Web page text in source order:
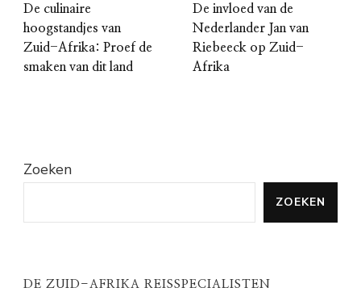
De culinaire
hoogstandjes van
Zuid-Afrika: Proef de
smaken van dit land
De invloed van de
Nederlander Jan van
Riebeeck op Zuid-
Afrika
Zoeken
ZOEKEN
DE ZUID-AFRIKA REISSPECIALISTEN